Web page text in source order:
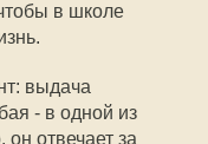
в школе
выдача
- в одной из
отвечает за